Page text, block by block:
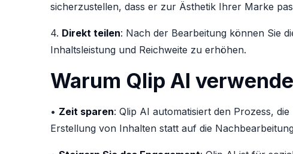
sicherzustellen, dass er zur Ästhetik Ihrer Marke
4. Direkt teilen: Nach der Bearbeitung können Sie
Inhaltsleistung und Reichweite zu erhöhen.
Warum Qlip AI
• Zeit sparen: Qlip AI automatisiert den Prozess,
Erstellung von Inhalten statt auf die